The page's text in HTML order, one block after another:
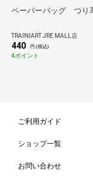
ペーパーバッグ つり
TRAINIART JRE MALL店
440 円 (税込)
4ポイント
ご利用ガイド
ショップ一覧
お問い合わせ